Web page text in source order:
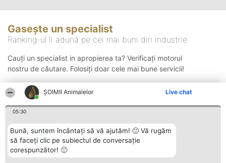
ŞOIMII Animalelor Live chat
05:30
Bună, suntem încântați să vă ajutăm! 🙂 Vă rugăm
să faceți clic pe subiectul de conversație
corespunzător! 🙂
Gasește un specialist
Ranking-ul îi adună pe cei mai buni din industrie
Cauți un specialist in apropierea ta? Verificați motorul
nostru de căutare. Folosiți doar cele mai bune servicii!